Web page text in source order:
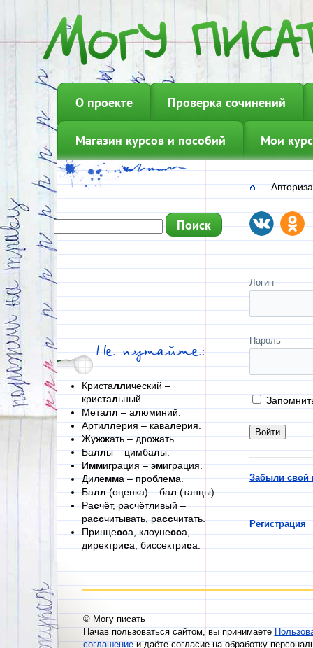
О проекте Проверка сочинений
Магазин курсов и пособий Мои
Не путайте:
Кристаллический –
кристальный.
Металл– алюминий.
Артиллерия – кавалерия.
Жужжать – дрожать.
Баллы – цимбалы.
Иммиграция – эмиграция.
Дилемма – проблема.
Балл(оценка) – бал(танцы).
Расчёт, расчётливый –
рассчитывать, рассчитать.
Принцесса, клоунесса, –
директриса, биссектриса.
—
Логин
Пароль
Забыли свой
Регистрация
© Могу писать
Начав пользоваться сайтом, вы принимаете
соглашениеи даёте согласие на обработку